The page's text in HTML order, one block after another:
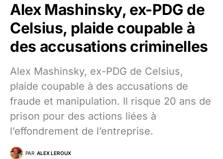
Alex Mashinsky, ex-PDG de
Celsius, plaide coupable à
des accusations criminelles
Alex Mashinsky, ex-PDG de Celsius,
plaide coupable à des accusations de
fraude et manipulation. Il risque 20 ans de
prison pour des actions liées à
l’effondrement de l’entreprise.
PAR ALEX LEROUX